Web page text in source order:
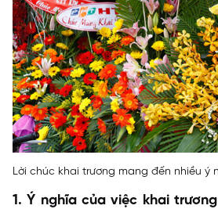
Lời chúc khai trương mang đến nhiều ý
1. Ý nghĩa của việc khai